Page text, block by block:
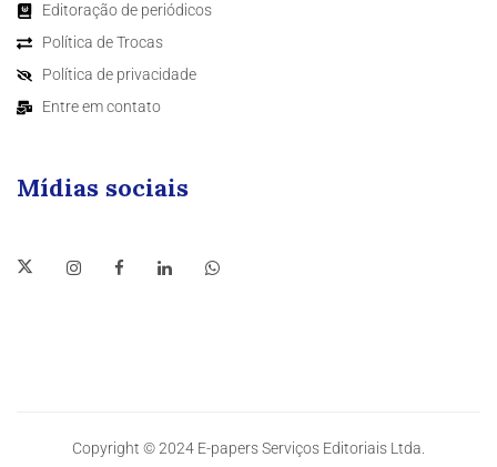
Editoração de periódicos
Política de Trocas
Política de privacidade
Entre em contato
Mídias sociais
Copyright © 2024 E-papers Serviços Editoriais Ltda.